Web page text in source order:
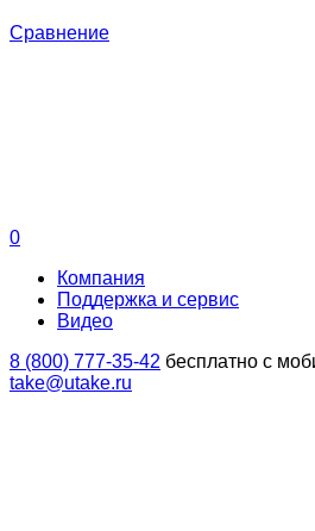
Сравнение
0
Компания
Поддержка и сервис
Видео
8 (800) 777-35-42 бесплатно с
take@utake.ru